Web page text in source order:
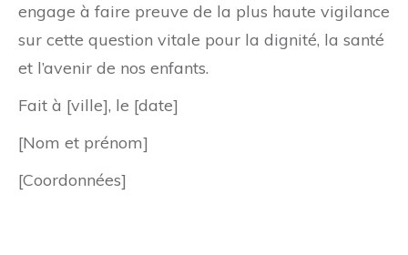
engage à faire preuve de la plus haute vigilance
sur cette question vitale pour la dignité, la santé
et l’avenir de nos enfants.
Fait à [ville], le [date]
[Nom et prénom]
[Coordonnées]